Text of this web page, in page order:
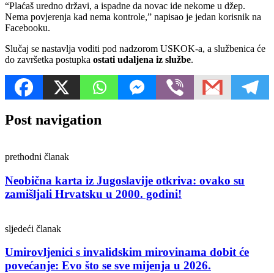
“Plaćaš uredno državi, a ispadne da novac ide nekome u džep.
Nema povjerenja kad nema kontrole,” napisao je jedan korisnik na
Facebooku.
Slučaj se nastavlja voditi pod nadzorom USKOK-a, a službenica će
do završetka postupka ostati udaljena iz službe.
Post navigation
prethodni članak
Neobična karta iz Jugoslavije otkriva: ovako su
zamišljali Hrvatsku u 2000. godini!
sljedeći članak
Umirovljenici s invalidskim mirovinama dobit će
povećanje: Evo što se sve mijenja u 2026.